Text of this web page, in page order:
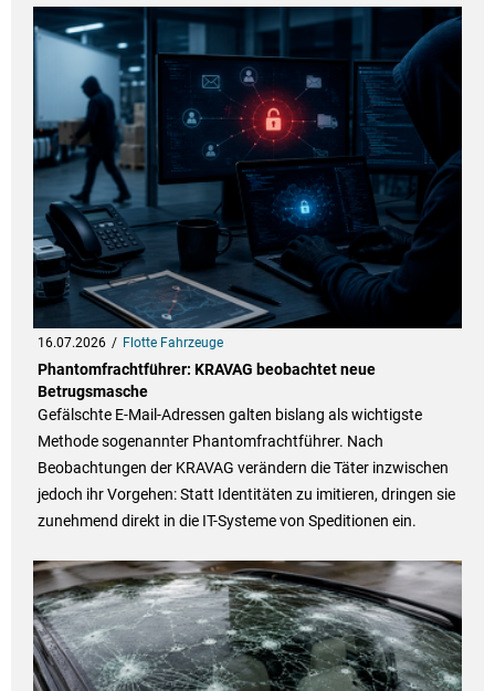
16.07.2026 Flotte Fahrzeuge
Phantomfrachtführer: KRAVAG beobachtet neue
Betrugsmasche
Gefälschte E-Mail-Adressen galten bislang als wichtigste
Methode sogenannter Phantomfrachtführer. Nach
Beobachtungen der KRAVAG verändern die Täter inzwischen
jedoch ihr Vorgehen: Statt Identitäten zu imitieren, dringen sie
zunehmend direkt in die IT-Systeme von Speditionen ein.